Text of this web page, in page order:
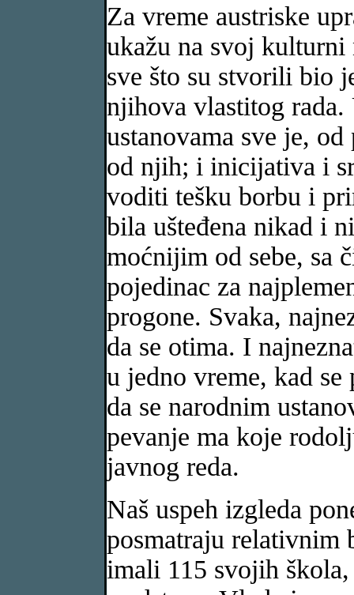
Za vreme austriske
ukažu na svoj kulturni
sve što su stvorili bio
njihova vlastitog
ustanovama sve je,
od njih; i inicijativa i
voditi tešku borbu i
bila ušteđena nikad i
moćnijim od sebe, sa
pojedinac za
progone. Svaka,
da se otima. I
u jedno vreme, kad
da se narodnim
pevanje ma koje
javnog reda.
Naš uspeh izgleda
posmatraju relativnim
imali 115 svojih